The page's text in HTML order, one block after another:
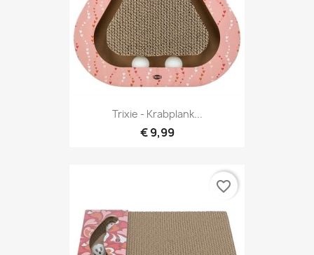
Trixie - Krabplank...
€ 9,99
favorite_border